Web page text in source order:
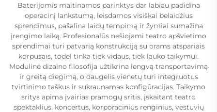
Baterijomis maitinamos parinktys dar labiau padidina
operacinį lankstumą, leisdamos visiškai belaidžius
sprendimus, pašalina laidų tempimą ir žymiai sumažina
įrengimo laiką. Profesionalūs nešiojami teatro apšvietimo
sprendimai turi patvarią konstrukciją su orams atspariais
korpusais, todėl tinka tiek vidaus, tiek lauko taikymui.
Modulinė dizaino filosofija užtikrina lengvą transportavimą
ir greitą diegimą, o daugelis vienetų turi integruotus
tvirtinimo taškus ir sukraunamas konfigūracijas. Taikymo
sritys apima įvairias pramogų sritis, įskaitant teatro
spektaklius, koncertus, korporacinius renginius, vestuvių